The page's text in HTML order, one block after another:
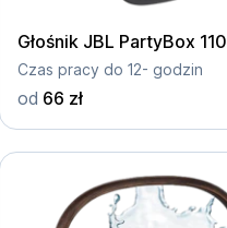
Głośnik JBL PartyBox 110
Czas pracy do 12- godzin
od 66 zł